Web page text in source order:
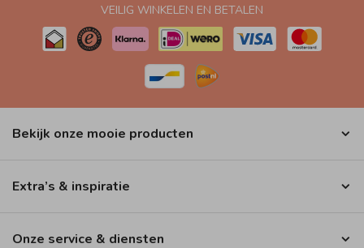
VEILIG WINKELEN EN BETALEN
Bekijk onze mooie producten
Extra’s & inspiratie
Onze service & diensten